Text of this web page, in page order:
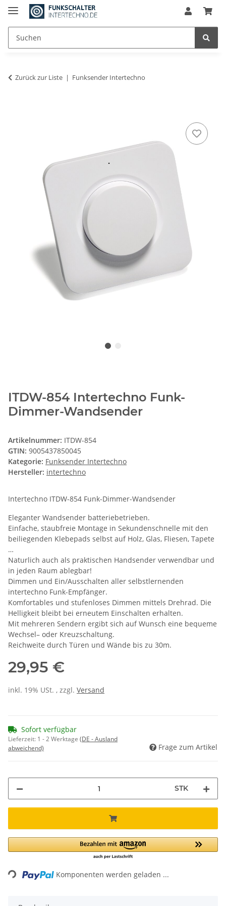
Zurück zur Liste Funksender Intertechno
ITDW-854 Intertechno Funk-
Dimmer-Wandsender
Artikelnummer: ITDW-854
GTIN: 9005437850045
Kategorie: Funksender Intertechno
Hersteller: intertechno
Intertechno ITDW-854 Funk-Dimmer-Wandsender
Eleganter Wandsender batteriebetrieben.
Einfache, staubfreie Montage in Sekundenschnelle mit den
beiliegenden Klebepads selbst auf Holz, Glas, Fliesen, Tapete
…
Naturlich auch als praktischen Handsender verwendbar und
in jeden Raum ablegbar!
Dimmen und Ein/Ausschalten aller selbstlernenden
intertechno Funk-Empfänger.
Komfortables und stufenloses Dimmen mittels Drehrad. Die
Helligkeit bleibt bei erneutem Einschalten erhalten.
Mit mehreren Sendern ergibt sich auf Wunsch eine bequeme
Wechsel– oder Kreuzschaltung.
Reichweite durch Türen und Wände bis zu 30m.
29,95 €
inkl. 19% USt. , zzgl. Versand
Sofort verfügbar
Lieferzeit: 1 - 2 Werktage (DE - Ausland
abweichend)
Frage zum Artikel
STK
Komponenten werden geladen ...